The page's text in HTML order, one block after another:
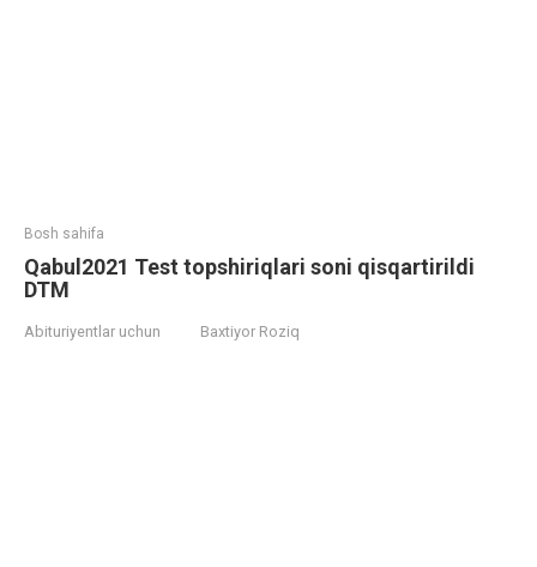
Bosh sahifa
Qabul2021 Test topshiriqlari soni qisqartirildi
DTM
Abituriyentlar uchun Baxtiyor Roziq